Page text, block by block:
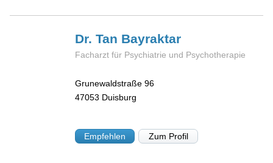
Dr. Tan Bayraktar
Facharzt für Psychiatrie und Psychotherapie
Grunewaldstraße 96
47053 Duisburg
Empfehlen Zum Profil